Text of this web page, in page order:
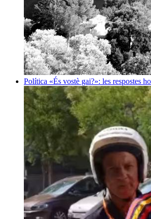
Política «És vostè gai?»: les respostes